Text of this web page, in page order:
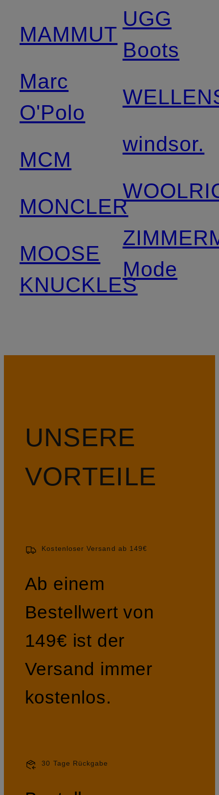
MAMMUT
Marc
O'Polo
MCM
MONCLER
MOOSE
KNUCKLES
UGG
Boots
windsor.
Mode
UNSERE
VORTEILE
Kostenloser Versand ab 149€
Ab einem
Bestellwert von
149€ ist der
Versand immer
kostenlos.
30 Tage Rückgabe